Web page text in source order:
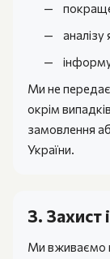
аналізу
Ми не
окрім
замовлення
України.
3. Захист
Ми вживаємо